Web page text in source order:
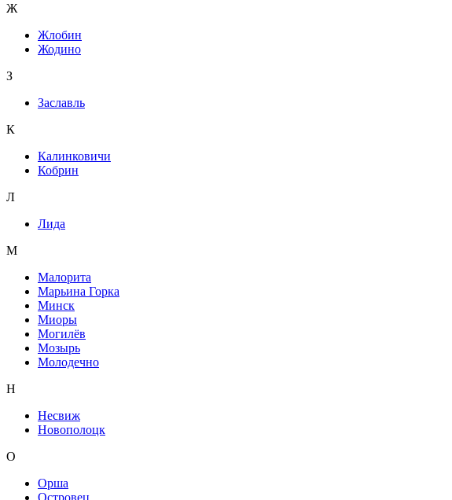
Ж
Жлобин
Жодино
З
Заславль
К
Калинковичи
Кобрин
Л
Лида
М
Малорита
Марьина Горка
Минск
Миоры
Могилёв
Мозырь
Молодечно
Н
Несвиж
Новополоцк
О
Орша
Островец